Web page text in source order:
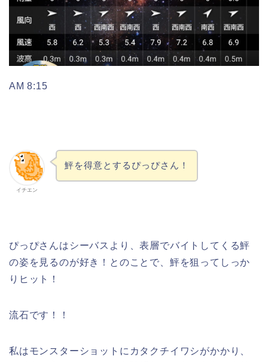
AM 8:15
イチエン
鮃を得意とするぴっぴさん！
ぴっぴさんはシーバスより、表層でバイトしてくる鮃
の姿を見るのが好き！とのことで、鮃を狙ってしっか
りヒット！
流石です！！
私はモンスターショットにカタクチイワシがかかり、